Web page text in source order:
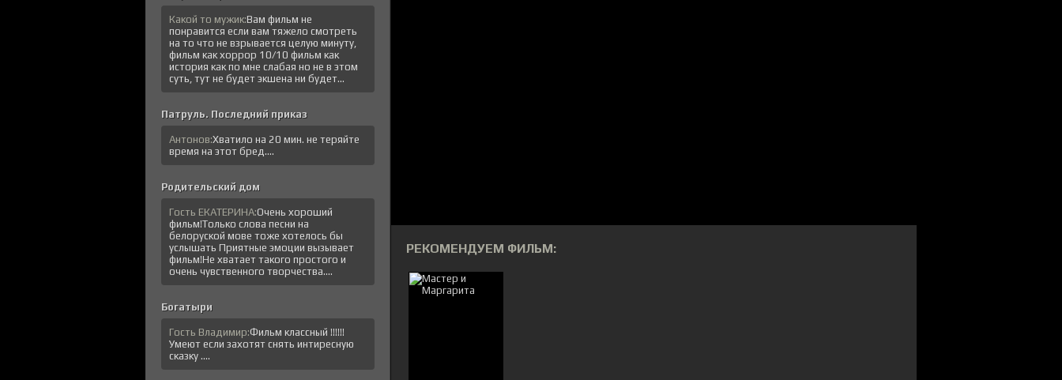
РЕКОМЕНДУЕМ ФИЛЬМ:
Какой то мужик:Вам фильм не
понравится если вам тяжело смотреть
на то что не взрывается целую минуту,
фильм как хоррор 10/10 фильм как
история как по мне слабая но не в этом
суть, тут не будет экшена ни будет...
Патруль. Последний приказ
Антонов:Хватило на 20 мин. не теряйте
время на этот бред....
Родительский дом
Гость ЕКАТЕРИНА:Очень хороший
фильм!Только слова песни на
белоруской мове тоже хотелось бы
услышать Приятные эмоции вызывает
фильм!Не хватает такого простого и
очень чувственного творчества....
Богатыри
Гость Владимир:Фильм классный !!!!!!
Умеют если захотят снять интиресную
сказку ....